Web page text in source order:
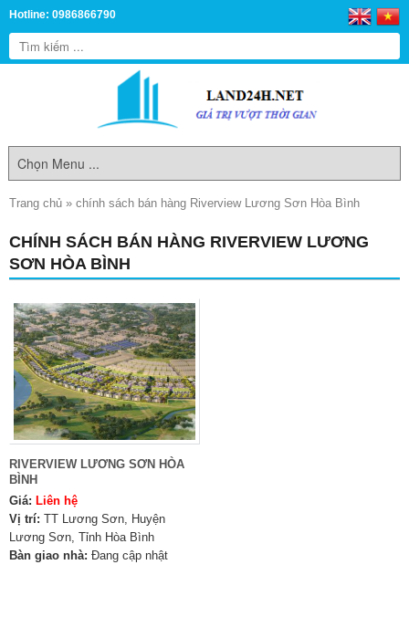
Hotline: 0986866790
Trang chủ » chính sách bán hàng Riverview Lương Sơn Hòa Bình
CHÍNH SÁCH BÁN HÀNG RIVERVIEW LƯƠNG
SƠN HÒA BÌNH
RIVERVIEW LƯƠNG SƠN HÒA
BÌNH
Giá: Liên hệ
Vị trí: TT Lương Sơn, Huyện
Lương Sơn, Tỉnh Hòa Bình
Bàn giao nhà: Đang cập nhật